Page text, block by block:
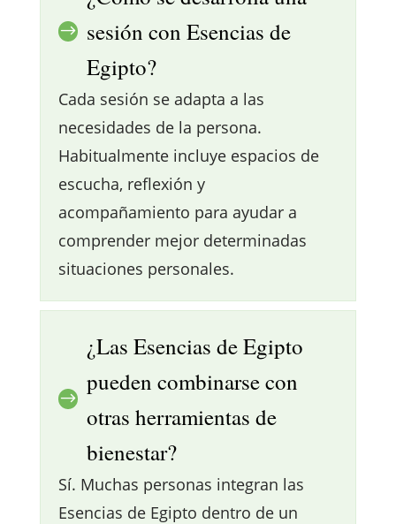
$ sesión con Esencias de
Egipto?
Cada sesión se adapta a las
necesidades de la persona.
Habitualmente incluye espacios de
escucha, reflexión y
acompañamiento para ayudar a
comprender mejor determinadas
situaciones personales.
$
¿Las Esencias de Egipto
pueden combinarse con
otras herramientas de
bienestar?
Sí. Muchas personas integran las
Esencias de Egipto dentro de un